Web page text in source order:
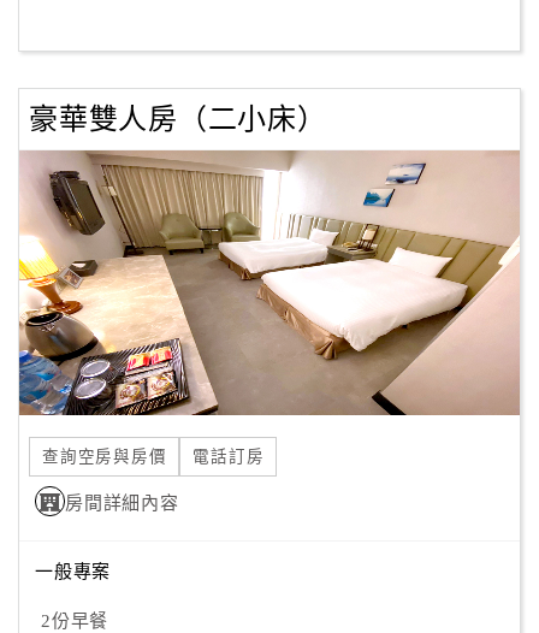
豪華雙人房（二小床）
查詢空房與房價 電話訂房
房間詳細內容
一般專案
2份早餐